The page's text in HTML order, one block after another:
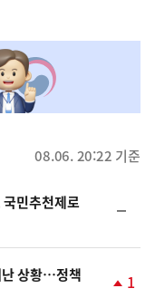
08.06. 20:22 기준
민추천제로
일
난 상황…정책
1